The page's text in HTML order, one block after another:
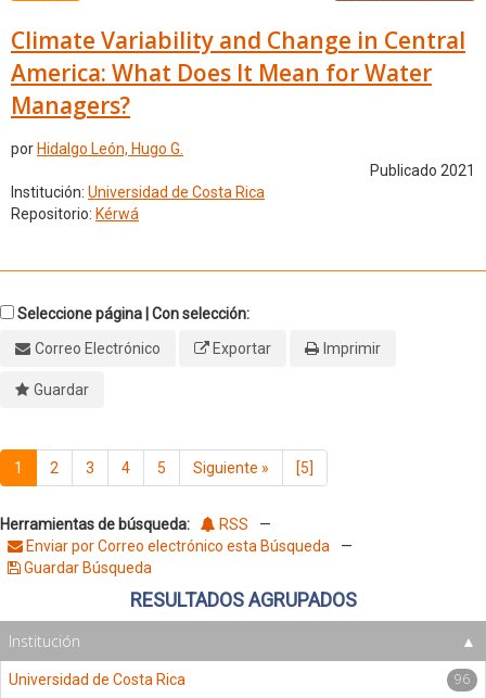
Climate Variability and Change in Central
America: What Does It Mean for Water
Managers?
por Hidalgo León, Hugo G.
Publicado 2021
Institución: Universidad de Costa Rica
Repositorio: Kérwá
Seleccione página | Con selección:
Correo Electrónico
Exportar Imprimir
Guardar
1 2 3 4 5 Siguiente » [5]
Herramientas de búsqueda: RSS
—
Enviar por Correo electrónico esta Búsqueda
—
Guardar Búsqueda
RESULTADOS AGRUPADOS
Institución
Universidad de Costa Rica 96